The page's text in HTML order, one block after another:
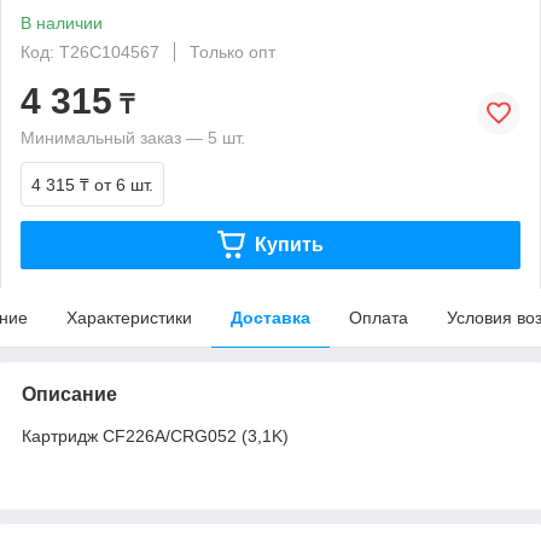
В наличии
Код: T26C104567
Только опт
4 315 ₸
Минимальный заказ — 5 шт.
4 315 ₸ от 6 шт.
Купить
Характеристики Доставка Оплата Условия
Описание
Картридж CF226A/CRG052 (3,1K)